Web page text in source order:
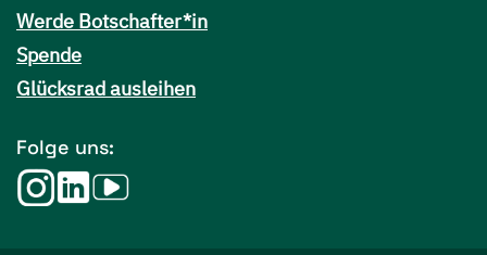
Werde Botschafter*in
Spende
Glücksrad ausleihen
Folge uns: